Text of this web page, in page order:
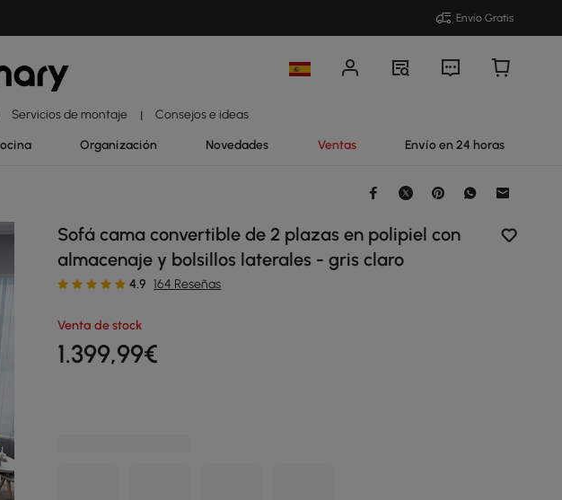
Envío Gratis
Servicios de montaje | Consejos e ideas
Organización Novedades Ventas Envío en 24 horas
Sofá cama convertible de 2 plazas en polipiel con
almacenaje y bolsillos laterales - gris claro
4.9 164 Reseñas
Venta de stock
1.399,99€